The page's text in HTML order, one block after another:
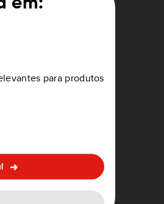
do telemóvel
Se
colocar o
para produtos